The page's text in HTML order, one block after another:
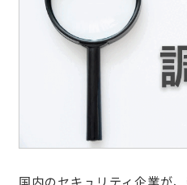
国内のセキュリティ企業が